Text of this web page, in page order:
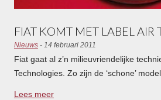
FIAT KOMT MET LABEL AIR
Nieuws- 14 februari 2011
Fiat gaat al z’n milieuvriendelijke
Technologies. Zo zijn de ‘schone’
Lees meer